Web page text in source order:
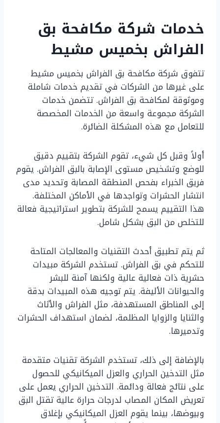
خدمات شركة مكافحة بق
الفراش بخميس مشيط
تتفوق شركة مكافحة بق الفراش بخميس مشيط
على غيرها من الشركات في تقديم خدمات شاملة
وموثوقة لمكافحة بق الفراش. تتضمن خدمات
الشركة مجموعة واسعة من الخدمات المخصصة
للتعامل مع هذه المشكلة الضائرة.
أولاً وقبل كل شيء، تقوم الشركة بتقييم دقيق
للوضع وتشخيص مستوى الإصابة بالبق الفراش. يقوم
فريق الخبراء بفحص المنطقة المصابة وتحديد مدى
انتشار الحشرات وتواجدها في الأماكن المختلفة.
هذا التقييم يسمح للشركة بتطوير استراتيجية فعالة
للتخلص من البق بشكل شامل.
ثم يتم تطبيق أحدث التقنيات والمعالجات المتاحة
للتحكم في بق الفراش. تستخدم الشركة مبيدات
حشرية ذات فعالية عالية ولكنها آمنة للبشر
والحيوانات الأليفة. يتم توجيه هذه المبيدات بدقة
إلى المناطق المستهدفة، مثل الفراش والأثاث
والثنايا والزوايا المظلمة، لضمان استهداف الحشرات
وتدميرها.
بالإضافة إلى ذلك، تستخدم الشركة تقنيات متقدمة
مثل التدخين الحراري والعزل الميكانيكي للحصول
على نتائج فعالة ودائمة. التدخين الحراري يعمل على
تعريض المكان المصاب لدرجات حرارة عالية تقتل البق
وبيوضها، بينما يقوم العزل الميكانيكي بإغلاق